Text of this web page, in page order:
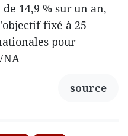
de 14,9 % sur un an,
fixé à 25
pour
source